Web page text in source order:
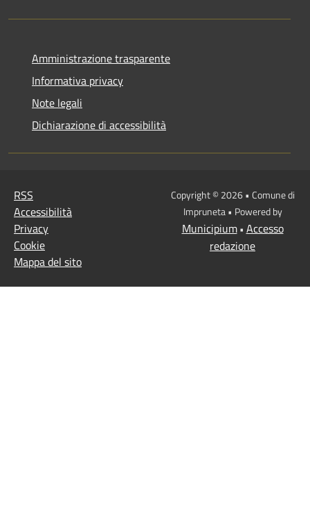
Amministrazione trasparente
Informativa privacy
Note legali
Dichiarazione di accessibilità
RSS
Accessibilità
Privacy
Cookie
Mappa del sito
Copyright © 2026 • Comune di
Impruneta • Powered by
Municipium• Accesso
redazione